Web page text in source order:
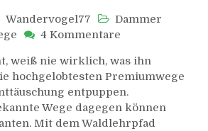
Wandervogel77
Dammer
4 Kommentare
Dammer
Berge:
Der
Rohdiamant
weiß nie wirklich, was ihn
hochgelobtesten Premiumwege
entpuppen.
Wege dagegen können
Mit dem Waldlehrpfad